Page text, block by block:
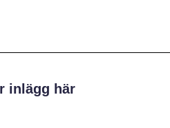
inlägg här